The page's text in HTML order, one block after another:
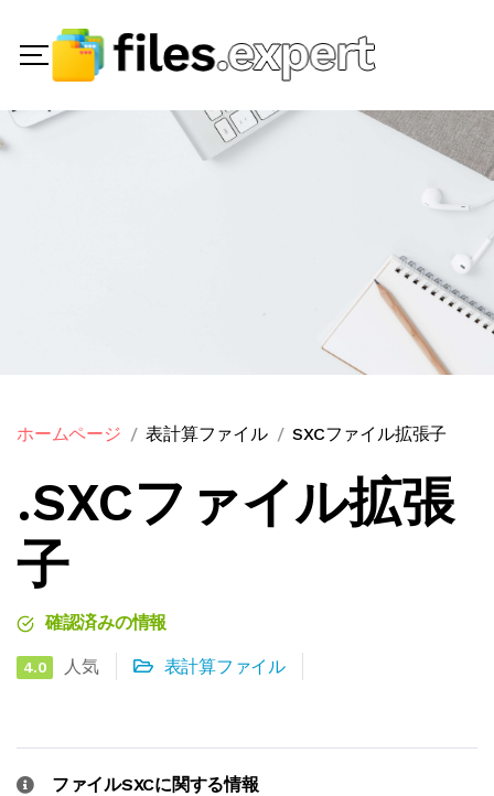
ホームページ 表計算ファイル SXCファイル拡張子
.SXCファイル拡張
子
確認済みの情報
4.0 人気 表計算ファイル
ファイルSXCに関する情報